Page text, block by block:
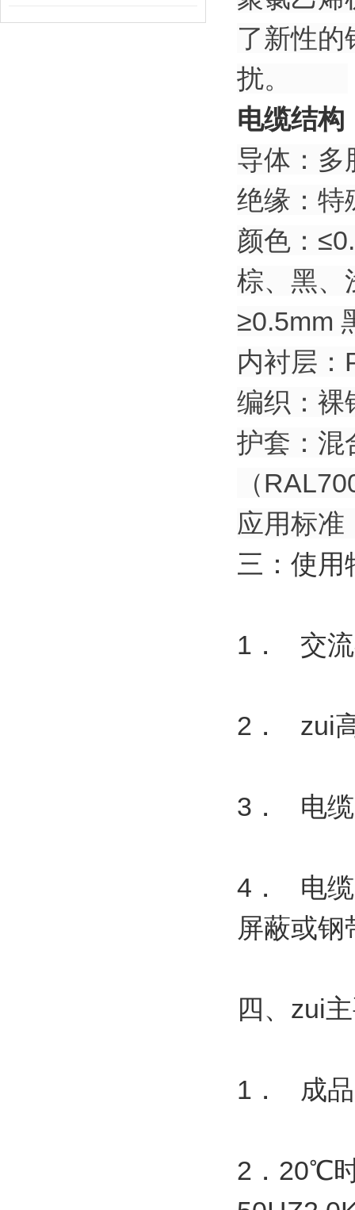
了新性的
扰。
电缆结构
导体：
绝缘：
颜色：
棕、黑
≥0.5mm
内衬层
编织：
护套：混
（
应用标
三：使用
1． 交流
2． zui
3． 电缆
4． 电缆
屏蔽或
四、zui
1． 成
2．20℃